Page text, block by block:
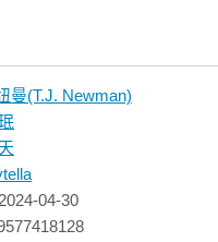
航班》的狂熱追捧是可以理
足讀者對驚悚小說的渴求
故事的情節。
報
曼(T.J. Newman)
04-30